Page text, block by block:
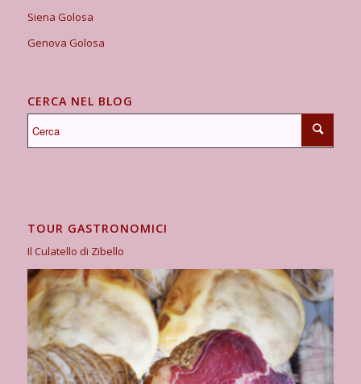
Siena Golosa
Genova Golosa
CERCA NEL BLOG
TOUR GASTRONOMICI
Il Culatello di Zibello